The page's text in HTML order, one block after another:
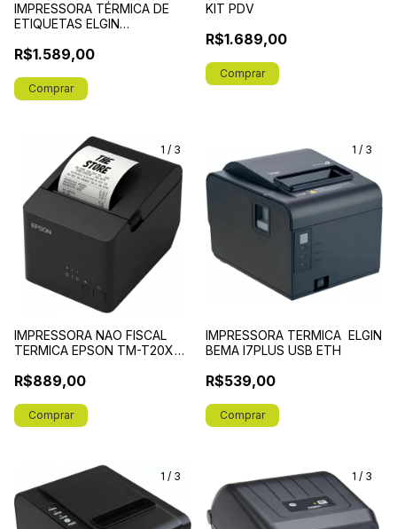
IMPRESSORA TÉRMICA DE
ETIQUETAS ELGIN
R$1.589,00
KIT PDV
R$1.689,00
1 / 3
IMPRESSORA NAO FISCAL
TERMICA EPSON TM-T20X
R$889,00
1 / 3
IMPRESSORA TERMICA ELGIN
BEMA I7PLUS USB ETH
R$539,00
1 / 3 1 / 3